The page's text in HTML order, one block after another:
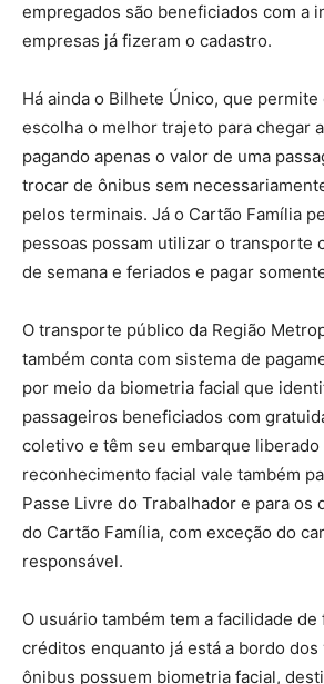
empregados são beneficiados com a
empresas já fizeram o cadastro.
Há ainda o Bilhete Único, que
escolha o melhor trajeto para chegar
pagando apenas o valor de uma
trocar de ônibus sem
pelos terminais. Já o Cartão Família
pessoas possam utilizar o transporte
de semana e feriados e pagar
O transporte público da Região
também conta com sistema de
por meio da biometria facial que
passageiros beneficiados com
coletivo e têm seu embarque liberado
reconhecimento facial vale também
Passe Livre do Trabalhador e para os
do Cartão Família, com exceção do
responsável.
O usuário também tem a facilidade
créditos enquanto já está a bordo dos
ônibus possuem biometria facial,